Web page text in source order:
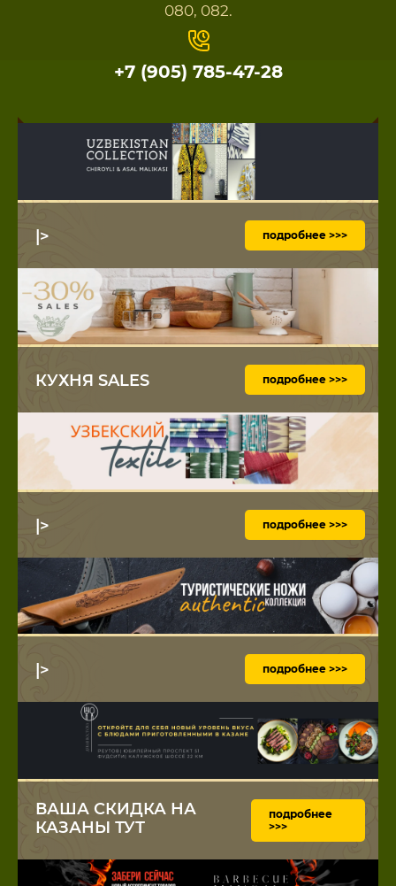
080, 082.
+7 (905) 785-47-28
|> подробнее >>>
КУХНЯ SALES подробнее >>>
|> подробнее >>>
|> подробнее >>>
ВАША СКИДКА НА
КАЗАНЫ ТУТ
подробнее
>>>